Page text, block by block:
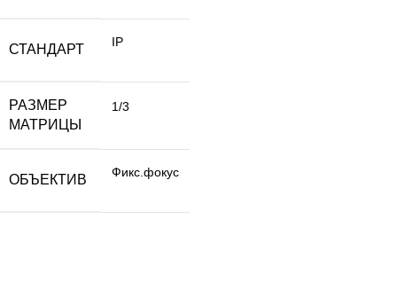
СТАНДАРТ IP
РАЗМЕР
МАТРИЦЫ
1/3
ОБЪЕКТИВ Фикс.фокус